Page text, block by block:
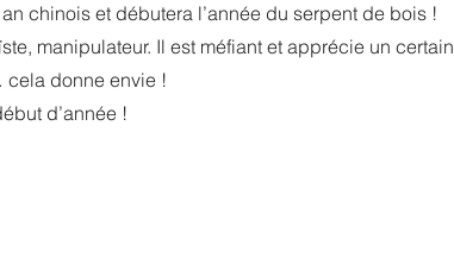
chinois et débutera l’année du serpent de bois !
manipulateur. Il est méfiant et apprécie un certain
cela donne envie !
d’année !